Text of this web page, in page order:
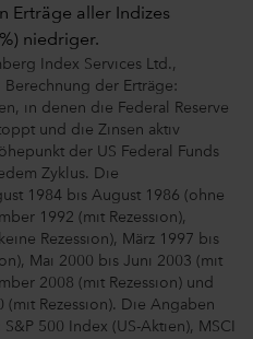
Index Services Ltd.,
Berechnung der Erträge:
in denen die Federal Reserve
und die Zinsen aktiv
der US Federal Funds
Zyklus. Die
1984 bis August 1986 (ohne
1992 (mit Rezession),
Rezession), März 1997 bis
Mai 2000 bis Juni 2003 (mit
2008 (mit Rezession) und
(mit Rezession). Die Angaben
500 Index (US-Aktien), MSCI